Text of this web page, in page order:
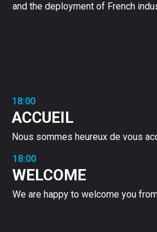
and the deployment of French
18:00
ACCUEIL
Nous sommes heureux de vous
18:00
WELCOME
We are happy to welcome you